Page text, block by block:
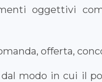
oggettivi
offerta,
modo in cui il